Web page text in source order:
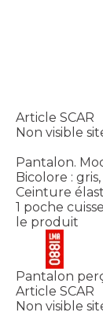
Article SCAR
Non visible
Pantalon.
Bicolore :
Ceinture
1 poche
le produit
Pantalon
Article SCAR
Non visible